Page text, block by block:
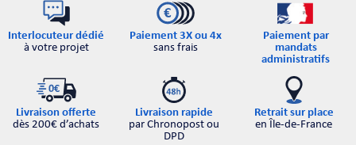
Interlocuteur dédié
à votre projet
Paiement 3X ou 4x
sans frais
Paiement par
mandats
administratifs
Livraison offerte
dès 200€ d’achats
Livraison rapide
par Chronopost ou
DPD
Retrait sur place
en Île-de-France